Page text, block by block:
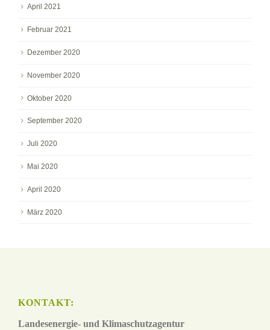
April 2021
Februar 2021
Dezember 2020
November 2020
Oktober 2020
September 2020
Juli 2020
Mai 2020
April 2020
März 2020
KONTAKT:
Landesenergie- und Klimaschutzagentur